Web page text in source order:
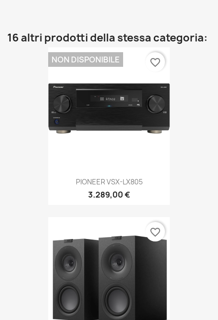
16 altri prodotti della stessa categoria:
PIONEER VSX-LX805
3.289,00 €
NON DISPONIBILE favorite_border
favorite_border